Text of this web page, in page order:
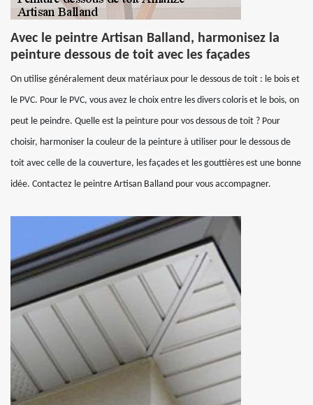
Avec le peintre Artisan Balland, harmonisez la
peinture dessous de toit avec les façades
On utilise généralement deux matériaux pour le dessous de toit : le bois et
le PVC. Pour le PVC, vous avez le choix entre les divers coloris et le bois, on
peut le peindre. Quelle est la peinture pour vos dessous de toit ? Pour
choisir, harmoniser la couleur de la peinture à utiliser pour le dessous de
toit avec celle de la couverture, les façades et les gouttières est une bonne
idée. Contactez le peintre Artisan Balland pour vous accompagner.